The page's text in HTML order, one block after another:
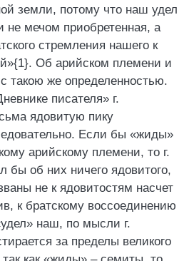
земли, потому что наш удел
не мечом приобретенная, а
стремления нашего к
Об арийском племени и
такою же определенностью.
писателя» г.
ядовитую пику
Если бы «жиды»
арийскому племени, то г.
бы об них ничего ядовитого,
не к ядовитостям насчет
к братскому воссоединению
наш, по мысли г.
за пределы великого